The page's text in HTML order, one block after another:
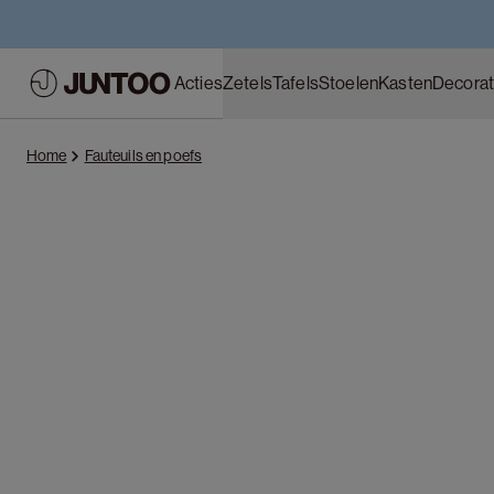
ActiesZetelsTafelsStoelenKasten
Home Fauteuils en poefs